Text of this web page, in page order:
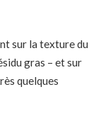
sur la texture du
gras – et sur
quelques